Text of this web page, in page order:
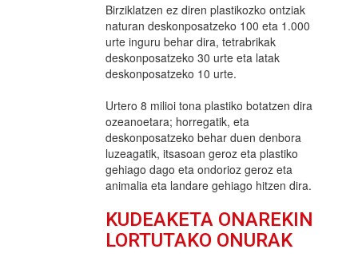
Birziklatzen ez diren plastikozko ontziak
naturan deskonposatzeko 100 eta 1.000
urte inguru behar dira, tetrabrikak
deskonposatzeko 30 urte eta latak
deskonposatzeko 10 urte.
Urtero 8 milioi tona plastiko botatzen dira
ozeanoetara; horregatik, eta
deskonposatzeko behar duen denbora
luzeagatik, itsasoan geroz eta plastiko
gehiago dago eta ondorioz geroz eta
animalia eta landare gehiago hitzen dira.
KUDEAKETA ONAREKIN
LORTUTAKO ONURAK